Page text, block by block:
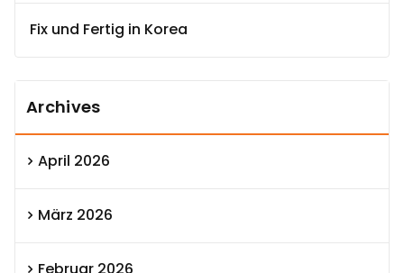
Fix und Fertig in Korea
Archives
April 2026
März 2026